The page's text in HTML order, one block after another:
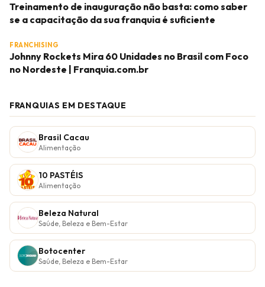
Treinamento de inauguração não basta: como saber
se a capacitação da sua franquia é suficiente
FRANCHISING
Johnny Rockets Mira 60 Unidades no Brasil com Foco
no Nordeste | Franquia.com.br
FRANQUIAS EM DESTAQUE
Brasil Cacau
Alimentação
10 PASTÉIS
Alimentação
Beleza Natural
Saúde, Beleza e Bem-Estar
Botocenter
Saúde, Beleza e Bem-Estar